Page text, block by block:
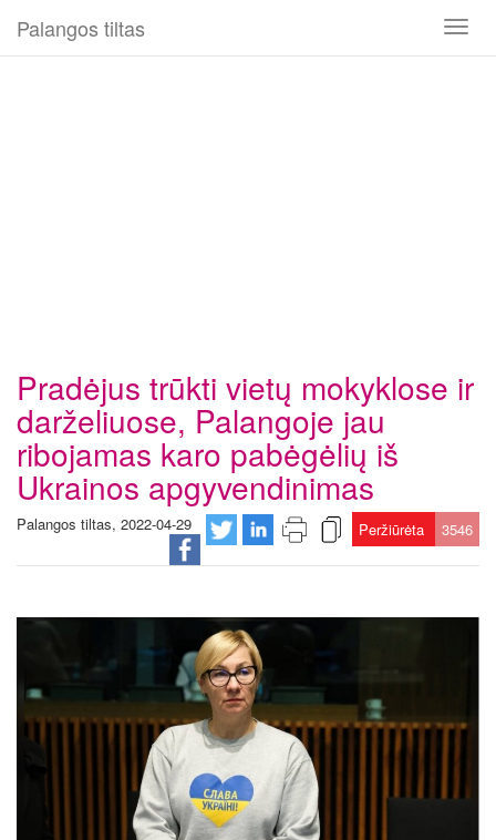
Toggle
Palangos tiltas
Pradėjus trūkti vietų mokyklose ir
darželiuose, Palangoje jau
ribojamas karo pabėgėlių iš
Ukrainos apgyvendinimas
Palangos tiltas, 2022-04-29 Peržiūrėta 3546